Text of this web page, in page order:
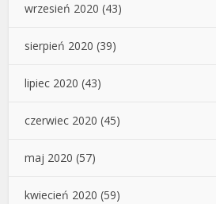
wrzesień 2020 (43)
sierpień 2020 (39)
lipiec 2020 (43)
czerwiec 2020 (45)
maj 2020 (57)
kwiecień 2020 (59)